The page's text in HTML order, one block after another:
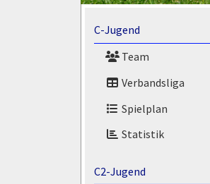
C-Jugend
Team
Verbandsliga
Spielplan
Statistik
C2-Jugend